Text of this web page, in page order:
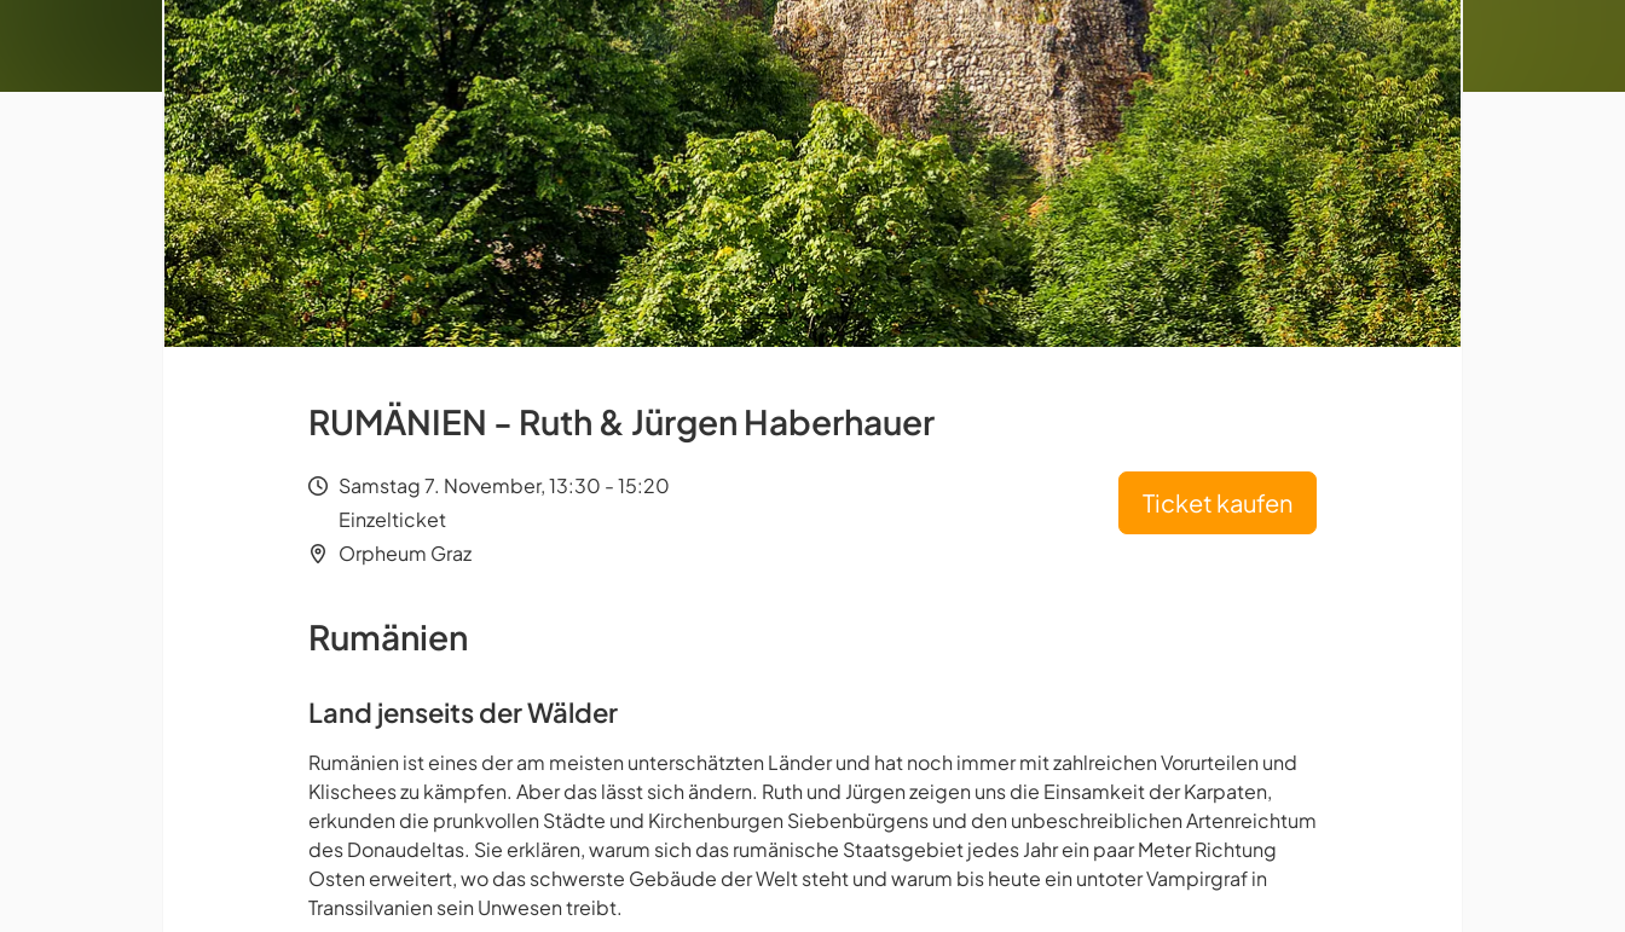
RUMÄNIEN - Ruth & Jürgen Haberhauer
Samstag 7. November, 13:30 - 15:20
Einzelticket
Orpheum Graz
Ticket kaufen
Rumänien
Land jenseits der Wälder
Rumänien ist eines der am meisten unterschätzten Länder und hat noch immer mit zahlreichen Vorurteilen und
Klischees zu kämpfen. Aber das lässt sich ändern. Ruth und Jürgen zeigen uns die Einsamkeit der Karpaten,
erkunden die prunkvollen Städte und Kirchenburgen Siebenbürgens und den unbeschreiblichen Artenreichtum
des Donaudeltas. Sie erklären, warum sich das rumänische Staatsgebiet jedes Jahr ein paar Meter Richtung
Osten erweitert, wo das schwerste Gebäude der Welt steht und warum bis heute ein untoter Vampirgraf in
Transsilvanien sein Unwesen treibt.